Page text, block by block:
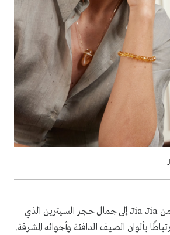
يستند سوار Oracle من Jia Jia إلى جمال حجر السيترين الذي
بألوان الصيف الدافئة وأجوائه المشرقة.